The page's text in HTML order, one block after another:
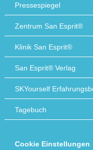
Pressespiegel
Zentrum San Esprit®
Klinik San Esprit®
San Esprit® Verlag
SKYourself
Tagebuch
Cookie Einstellungen